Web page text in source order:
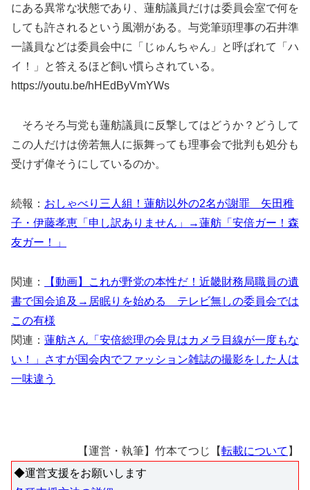
にある異常な状態であり、蓮舫議員だけは委員会室で何を
しても許されるという風潮がある。与党筆頭理事の石井準
一議員などは委員会中に「じゅんちゃん」と呼ばれて「ハ
イ！」と答えるほど飼い慣らされている。
https://youtu.be/hHEdByVmYWs
そろそろ与党も蓮舫議員に反撃してはどうか？どうして
この人だけは傍若無人に振舞っても理事会で批判も処分も
受けず偉そうにしているのか。
続報： おしゃべり三人組！蓮舫以外の2名が謝罪 矢田稚
子・伊藤孝恵「申し訳ありません」→蓮舫「安倍ガー！森
友ガー！」
関連：
【動画】これが野党の本性だ！近畿財務局職員の遺
書で国会追及→居眠りを始める テレビ無しの委員会では
この有様
関連： 蓮舫さん「安倍総理の会見はカメラ目線が一度もな
い！」さすが国会内でファッション雑誌の撮影をした人は
一味違う
【運営・執筆】竹本てつじ【転載について 】
◆運営支援をお願いします